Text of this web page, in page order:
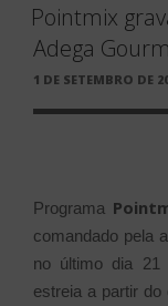
Pointmix
Adega
PUBLICADO
1 DE SETEMBRO DE
Programa
comandado pela
no último dia 21
estreia a partir